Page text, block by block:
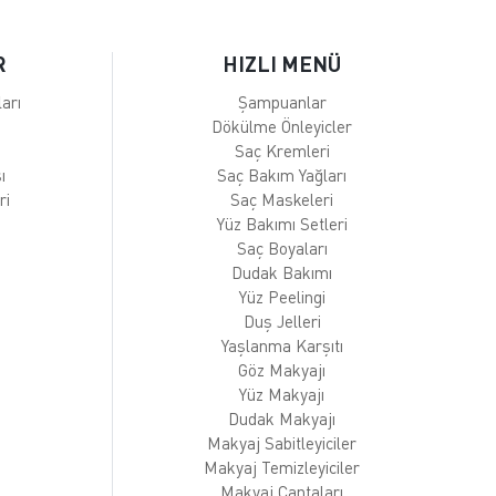
HIZLI MENÜ
Şampuanlar
Dökülme Önleyicler
Saç Kremleri
Saç Bakım Yağları
Saç Maskeleri
Yüz Bakımı Setleri
Saç Boyaları
Dudak Bakımı
Yüz Peelingi
Duş Jelleri
Yaşlanma Karşıtı
Göz Makyajı
Yüz Makyajı
Dudak Makyajı
Makyaj Sabitleyiciler
Makyaj Temizleyiciler
Makyaj Çantaları